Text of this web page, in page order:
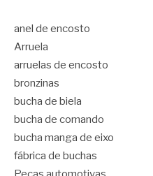
anel de encosto
Arruela
arruelas de encosto
bronzinas
bucha de biela
bucha de comando
bucha manga de eixo
fábrica de buchas